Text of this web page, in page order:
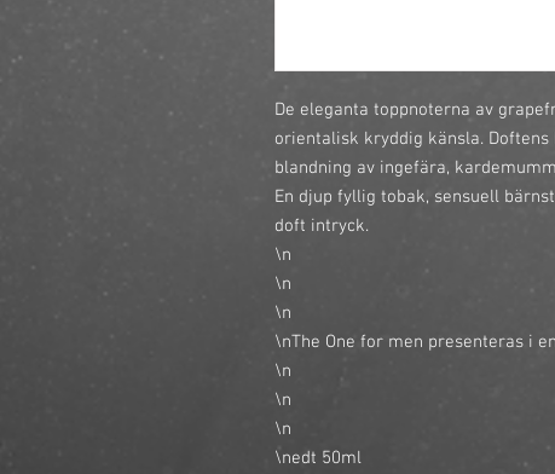
De eleganta toppnoterna av
orientalisk kryddig känsla.
blandning av ingefära,
En djup fyllig tobak, sensuell
doft intryck.
\n
\n
\n
\nThe One for men presenteras i
\n
\n
\n
\nedt 50ml